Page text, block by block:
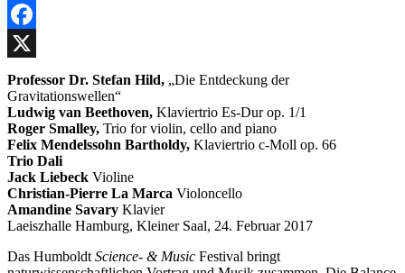
Facebook
X
Professor Dr. Stefan Hild, „Die Entdeckung der
Gravitationswellen“
Ludwig van Beethoven, Klaviertrio Es-Dur op. 1/1
Roger Smalley, Trio for violin, cello and piano
Felix Mendelssohn Bartholdy, Klaviertrio c-Moll op. 66
Trio Dali
Jack Liebeck Violine
Christian-Pierre La Marca Violoncello
Amandine Savary Klavier
Laeiszhalle Hamburg, Kleiner Saal, 24. Februar 2017
Das Humboldt Science- & Music Festival bringt